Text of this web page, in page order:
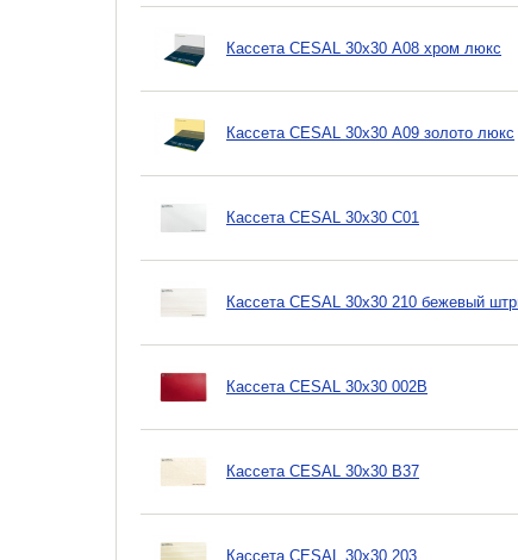
Кассета CESAL 30х30 A08 хром люкс
Кассета CESAL 30х30 A09 золото люкс
Кассета CESAL 30х30 C01
Кассета CESAL 30х30 210 бежевый
Кассета CESAL 30х30 002B
Кассета CESAL 30х30 B37
Кассета CESAL 30х30 203